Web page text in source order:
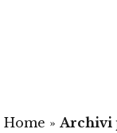
Home » Archivi